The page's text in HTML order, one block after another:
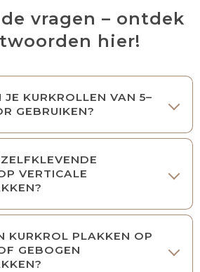
vragen – ontdek
hier!
KURKROLLEN VAN 5–
GEBRUIKEN?
VERTICALE
KURKROL PLAKKEN OP
GEBOGEN